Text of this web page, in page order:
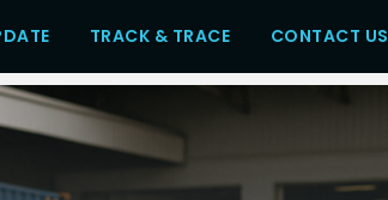
TRACK & TRACE CONTACT US